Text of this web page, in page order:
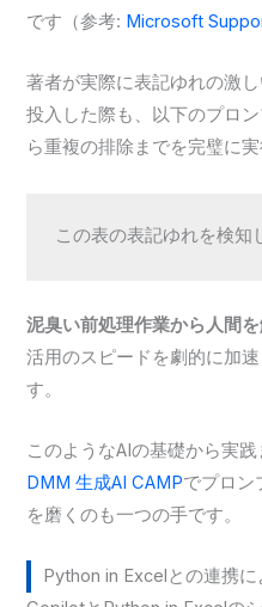
です（参考: Microsoft
著者が実際に表記ゆれの激
投入した際も、以下のプロ
ら重複の排除までを完璧に実
この表の表記ゆれを検
泥臭い前処理作業から人間
活用のスピードを劇的に加
す。
このようなAIの基礎から実
DMM 生成AI CAMPでプロン
を磨くのも一つの手です。
Python in Excelとの連携